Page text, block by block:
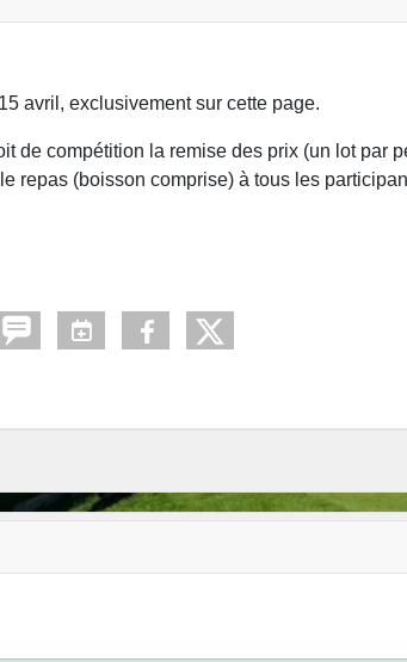
avril, exclusivement sur cette page.
de compétition la remise des prix (un lot par
repas (boisson comprise) à tous les